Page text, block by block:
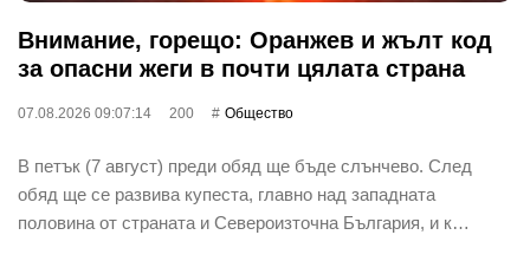
Внимание, горещо: Оранжев и жълт код
за опасни жеги в почти цялата страна
07.08.2026 09:07:14 200 Общество
В петък (7 август) преди обяд ще бъде слънчево. След
обяд ще се развива купеста, главно над западната
половина от страната и Североизточна България, и к…